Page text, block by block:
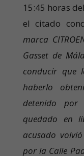
15:45 horas
el citado
marca
Gasset de
conducir que
haberlo
detenido
quedado en
acusado
por la Calle